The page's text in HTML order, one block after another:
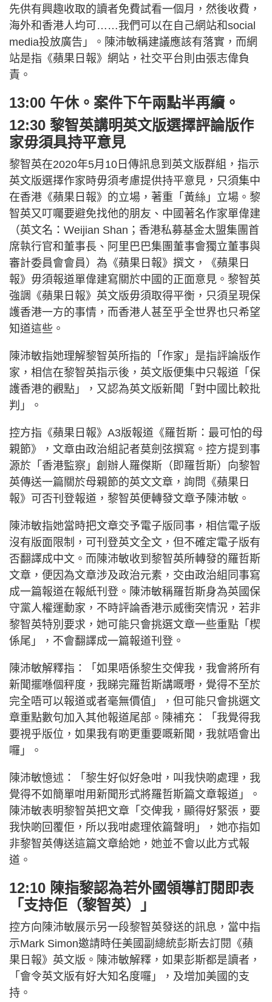
先供有興趣收取的讀者免費試看一個月，然後收費，
海外和香港人均可……我們可以在自己網站和social
media投放廣告」。陳沛敏稱建議應該有落實，而網
站是指《蘋果日報》網站，社交平台則由張志偉負
責。
13:00 午休。案件下午兩點半再續。
12:30 黎智英講明英文版選擇評論版作
家毋須具持平意見
黎智英在2020年5月10日傳訊息到英文版群組，指示
英文版選擇作家時毋須考慮提供持平意見，只須集中
在香港《蘋果日報》的立場，著重「黃絲」立場。黎
智英又叮囑要避免找他的朋友、中國著名作家單偉建
（英文名：Weijian Shan；香港私募基金太盟集團首
席執行官和董事長、阿里巴巴集團董事會獨立董事與
審計委員會會員）為《蘋果日報》撰文，《蘋果日
報》毋須報道單偉建寫關於中國的正面意見。黎智英
強調《蘋果日報》英文版毋須取得平衡，只須呈現保
護香港一方的事情，而香港人甚至乎全世界也只希望
知道這些。
陳沛敏指她理解黎智英所指的「作家」是指評論版作
家，相信在黎智英指示後，英文版便集中只報道「保
護香港的觀點」，又認為英文版新聞「對中國比較批
判」。
控方指《蘋果日報》A3版報道《羅哲斯：最可怕的母
親節》，文章由政治組記者莫劍弦撰寫。控方提到事
源於「香港監察」創辦人羅傑斯（即羅哲斯）向黎智
英傳送一篇關於母親節的英文文章，詢問《蘋果日
報》可否刊登報道，黎智英便轉發文章予陳沛敏。
陳沛敏指她當時把文章交予電子版同事，相信電子版
沒有版面限制，可刊登英文全文，但不確定電子版有
否翻譯成中文。而陳沛敏收到黎智英所轉發的羅哲斯
文章，便因為文章涉及政治元素，交由政治組同事寫
成一篇報道在報紙刊登。陳沛敏稱羅哲斯身為英國保
守黨人權運動家，不時評論香港示威衝突情況，若非
黎智英特別要求，她可能只會挑選文章一些重點「楔
係尾」，不會翻譯成一篇報道刊登。
陳沛敏解釋指：「如果唔係黎生交俾我，我會將所有
新聞擺喺個秤度，我睇完羅哲斯講嘅嘢，覺得不至於
完全唔可以報道或者毫無價值」，但可能只會挑選文
章重點數句加入其他報道尾部。陳補充：「我覺得我
要視乎版位，如果我有啲更重要嘅新聞，我就唔會出
囉」。
陳沛敏憶述：「黎生好似好急咁，叫我快啲處理，我
覺得不如簡單咁用新聞形式將羅哲斯篇文章報道」。
陳沛敏表明黎智英把文章「交俾我，顯得好緊張，要
我快啲回覆佢，所以我咁處理依篇聲明」，她亦指如
非黎智英傳送這篇文章給她，她並不會以此方式報
道。
12:10 陳指黎認為若外國領導訂閱即表
「支持佢（黎智英）」
控方向陳沛敏展示另一段黎智英發送的訊息，當中指
示Mark Simon邀請時任美國副總統彭斯去訂閱《蘋
果日報》英文版。陳沛敏解釋，如果彭斯都是讀者，
「會令英文版有好大知名度囉」，及增加美國的支
持。